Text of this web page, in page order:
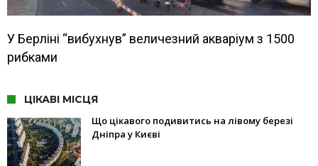
У Берліні “вибухнув” величезний акваріум з 1500
рибками
ЦІКАВІ МІСЦЯ
Що цікавого подивитись на лівому березі
Дніпра у Києві